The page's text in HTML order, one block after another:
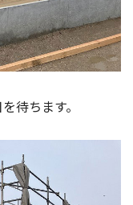
待ちます。